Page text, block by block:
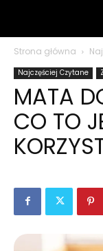
polsku
Strona główna
Najczęściej Czytane
MATA
CO TO